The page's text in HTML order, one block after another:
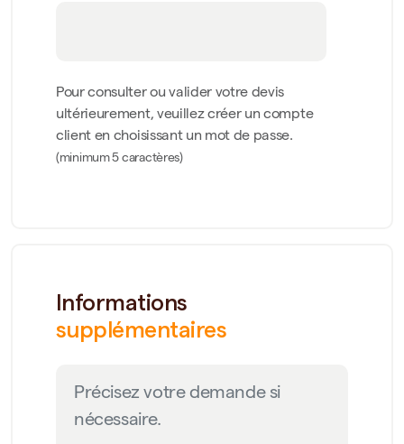
Pour consulter ou valider votre devis
ultérieurement, veuillez créer un compte
client en choisissant un mot de passe.
(minimum 5 caractères)
Informations
supplémentaires